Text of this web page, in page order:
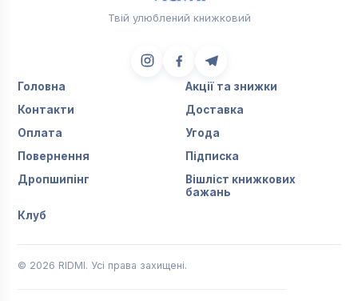
Твій улюблений книжковий
Головна
Акції та знижки
Контакти
Доставка
Оплата
Угода
Повернення
Підписка
Дропшипінг
Вішліст книжкових
бажань
Клуб
© 2026 RIDMI. Усі права захищені.